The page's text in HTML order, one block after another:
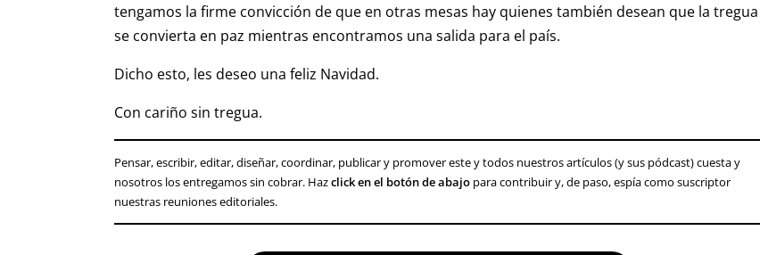
tengamos la firme convicción de que en otras mesas hay quienes también desean que la tregua
se convierta en paz mientras encontramos una salida para el país.
Dicho esto, les deseo una feliz Navidad.
Con cariño sin tregua.
Pensar, escribir, editar, diseñar, coordinar, publicar y promover este y todos nuestros artículos (y sus pódcast) cuesta y
nosotros los entregamos sin cobrar. Hazclick en el botón de abajo para contribuir y, de paso, espía como suscriptor
nuestras reuniones editoriales.